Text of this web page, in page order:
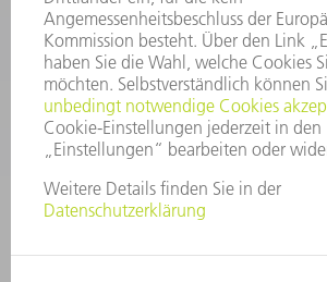
Mo - Do: 08:00 -17:30 Uhr
Fr: 08:00 -16:30 Uhr
ersatzteile@at.trumpf.com